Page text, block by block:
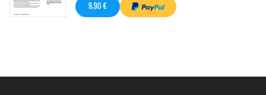
9,90 €